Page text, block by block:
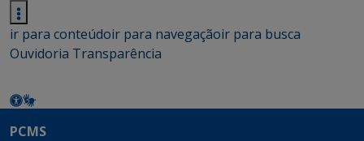
ir para conteúdoir para navegaçãoir para busca
Ouvidoria Transparência
PCMS